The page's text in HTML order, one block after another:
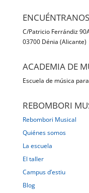
C/Patricio Ferrándiz
03700 Dénia (Alicante)
ACADEMIA DE
Escuela de música
REBOMBORI
Rebombori Musical
Quiénes somos
La escuela
El taller
Campus d’estiu
Blog